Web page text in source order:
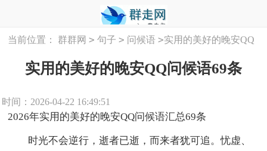
当前位置： 群群网 > 句子 > 问候语 >实用的美好的晚安QQ
问候语69条
实用的美好的晚安QQ问候语69条
时间：2026-04-22 16:49:51
2026年实用的美好的晚安QQ问候语汇总69条
时光不会逆行，逝者已逝，而来者犹可追。忧虚、